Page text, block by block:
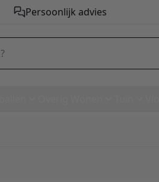
Persoonlijk advies